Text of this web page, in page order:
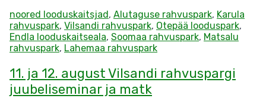
noored looduskaitsjad, Alutaguse rahvuspark, Karula
rahvuspark, Vilsandi rahvuspark, Otepää looduspark,
Endla looduskaitseala, Soomaa rahvuspark, Matsalu
rahvuspark, Lahemaa rahvuspark
11. ja 12. august Vilsandi rahvuspargi
juubeliseminar ja matk